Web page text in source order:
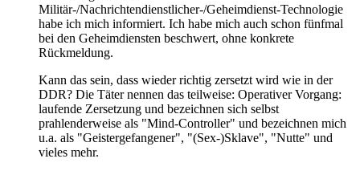
Militär-/Nachrichtendienstlicher-/Geheimdienst-Technologie
habe ich mich informiert. Ich habe mich auch schon fünfmal
bei den Geheimdiensten beschwert, ohne konkrete
Rückmeldung.
Kann das sein, dass wieder richtig zersetzt wird wie in der
DDR? Die Täter nennen das teilweise: Operativer Vorgang:
laufende Zersetzung und bezeichnen sich selbst
prahlenderweise als "Mind-Controller" und bezeichnen mich
u.a. als "Geistergefangener", "(Sex-)Sklave", "Nutte" und
vieles mehr.